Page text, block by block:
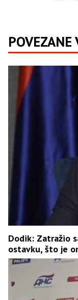
POVEZANE
Dodik: Zatražio
ostavku, što je